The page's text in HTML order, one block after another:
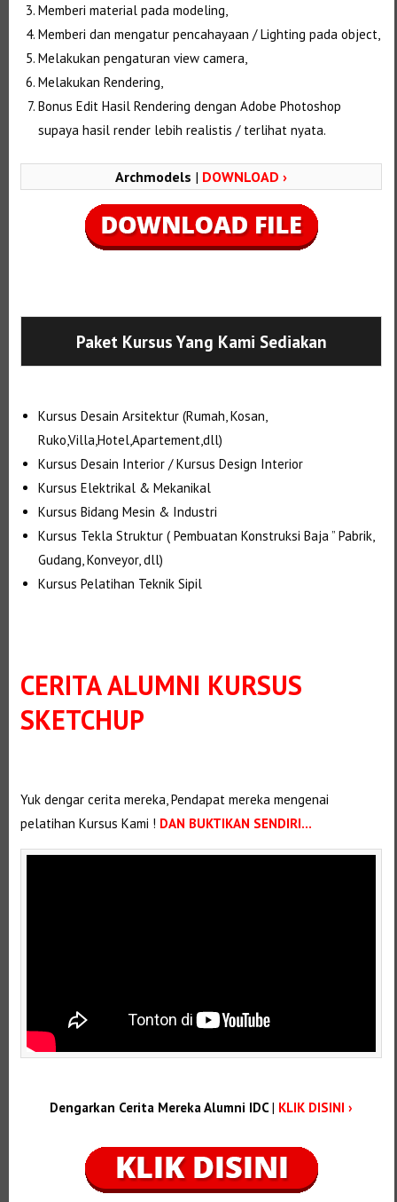
Memberi material pada modeling,
Memberi dan mengatur pencahayaan / Lighting pada object,
Melakukan pengaturan view camera,
Melakukan Rendering,
Bonus Edit Hasil Rendering dengan Adobe Photoshop
supaya hasil render lebih realistis / terlihat nyata.
Archmodels | DOWNLOAD ›
Paket Kursus Yang Kami Sediakan
Kursus Desain Arsitektur (Rumah, Kosan,
Ruko,Villa,Hotel,Apartement,dll)
Kursus Desain Interior / Kursus Design Interior
Kursus Elektrikal & Mekanikal
Kursus Bidang Mesin & Industri
Kursus Tekla Struktur ( Pembuatan Konstruksi Baja ” Pabrik,
Gudang, Konveyor, dll)
Kursus Pelatihan Teknik Sipil
CERITA ALUMNI KURSUS
SKETCHUP
Yuk dengar cerita mereka, Pendapat mereka mengenai
pelatihan Kursus Kami ! DAN BUKTIKAN SENDIRI…
Dengarkan Cerita Mereka Alumni IDC| KLIK DISINI ›